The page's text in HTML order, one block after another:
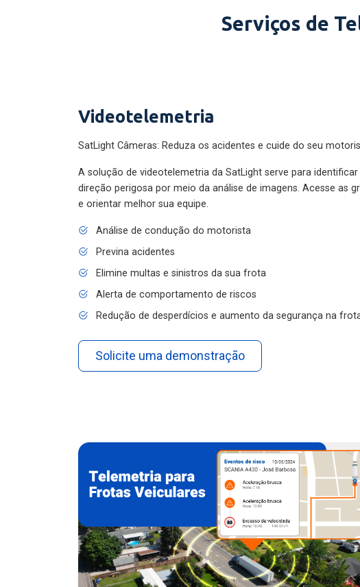
Serviços de
Videotelemetria
SatLight Câmeras: Reduza os acidentes e cuide do seu
A solução de videotelemetria da SatLight serve para
direção perigosa por meio da análise de imagens. Acesse as
e orientar melhor sua equipe.
Análise de condução do motorista
Previna acidentes
Elimine multas e sinistros da sua frota
Alerta de comportamento de riscos
Redução de desperdícios e aumento da segurança na frota
Solicite uma demonstração